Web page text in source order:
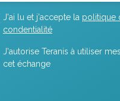
J'ai lu et j'accepte la politique
condentialité
J'autorise Teranis à utiliser
cet échange